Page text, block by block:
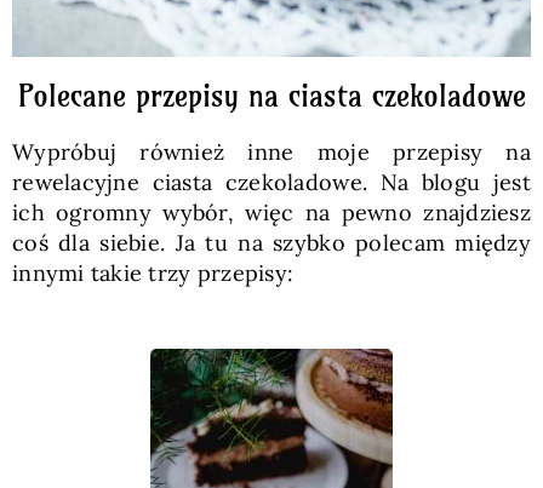
Polecane przepisy na ciasta czekoladowe
Wypróbuj również inne moje przepisy na
rewelacyjne ciasta czekoladowe. Na blogu jest
ich ogromny wybór, więc na pewno znajdziesz
coś dla siebie. Ja tu na szybko polecam między
innymi takie trzy przepisy: